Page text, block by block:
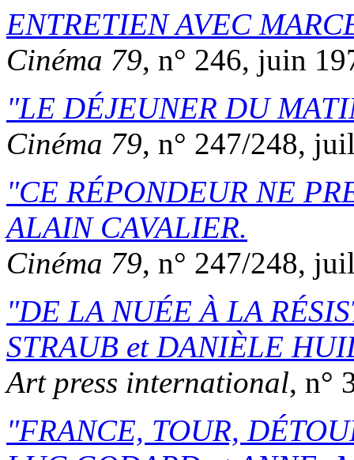
ENTRETIEN AVEC
Cinéma 79, n° 246, juin
LE DÉJEUNER DU
Cinéma 79, n° 247/248,
CE RÉPONDEUR NE
ALAIN CAVALIER.
Cinéma 79, n° 247/248,
DE LA NUÉE À LA
STRAUB et DANIÈLE
Art press international, n°
FRANCE, TOUR,